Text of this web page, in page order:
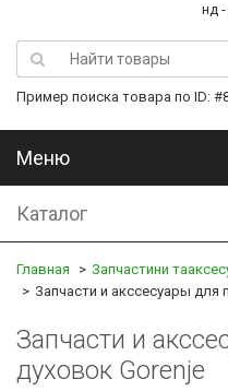
нд -
Пример поиска товара по ID:
Меню
Каталог
Главная
Запчастини
Запчасти и акссесуары для
Запчасти и
духовок Gorenje